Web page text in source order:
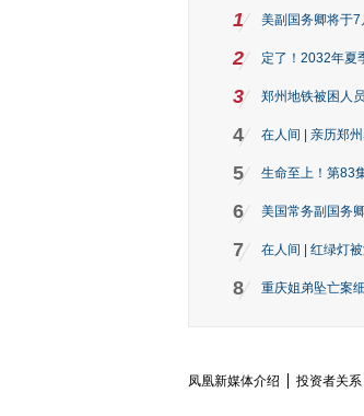
1 美副国务卿将于
2 定了！2032年夏
3 郑州地铁被困人
4 在人间 | 亲历郑
5 生命至上！第83
6 美国常务副国务
7 在人间 | 红绿灯
8 重庆姐弟坠亡案
凤凰新媒体介绍 投资者关